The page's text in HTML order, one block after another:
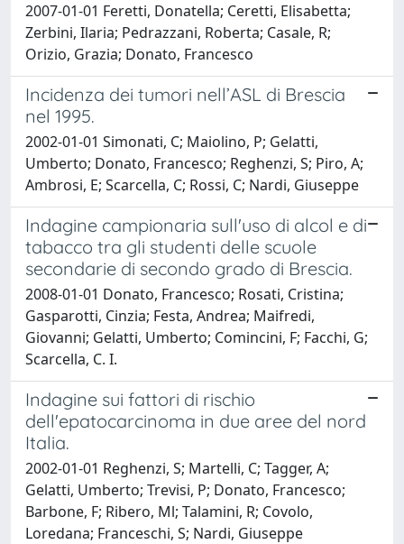
2007-01-01 Feretti, Donatella; Ceretti, Elisabetta;
Zerbini, Ilaria; Pedrazzani, Roberta; Casale, R;
Orizio, Grazia; Donato, Francesco
Incidenza dei tumori nell’ASL di Brescia
nel 1995.
2002-01-01 Simonati, C; Maiolino, P; Gelatti,
Umberto; Donato, Francesco; Reghenzi, S; Piro, A;
Ambrosi, E; Scarcella, C; Rossi, C; Nardi, Giuseppe
Indagine campionaria sull'uso di alcol e di
tabacco tra gli studenti delle scuole
secondarie di secondo grado di Brescia.
2008-01-01 Donato, Francesco; Rosati, Cristina;
Gasparotti, Cinzia; Festa, Andrea; Maifredi,
Giovanni; Gelatti, Umberto; Comincini, F; Facchi, G;
Scarcella, C. I.
Indagine sui fattori di rischio
dell'epatocarcinoma in due aree del nord
Italia.
2002-01-01 Reghenzi, S; Martelli, C; Tagger, A;
Gelatti, Umberto; Trevisi, P; Donato, Francesco;
Barbone, F; Ribero, Ml; Talamini, R; Covolo,
Loredana; Franceschi, S; Nardi, Giuseppe